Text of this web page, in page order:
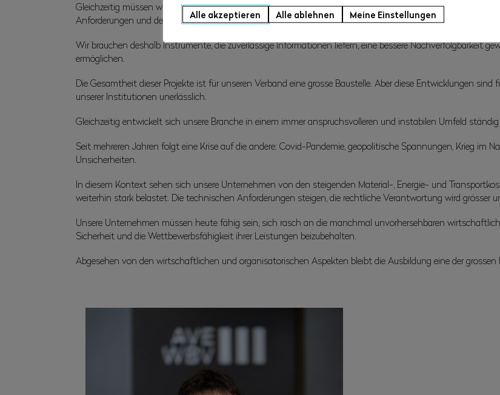
Gleichzeitig müssen wir weiterhin unsere Informatik modernisieren. Das aktuelle Managementsystem
Anforderungen und den aktuellen Bedürfnissen in Bezug auf Führung und Transparenz.
Wir brauchen deshalb Instrumente, die zuverlässige Informationen liefern, eine bessere Nachverfolgbarkeit
ermöglichen.
Die Gesamtheit dieser Projekte ist für unseren Verband eine grosse Baustelle. Aber diese Entwicklungen
unserer Institutionen unerlässlich.
Gleichzeitig entwickelt sich unsere Branche in einem immer anspruchsvolleren und instabilen Umfeld ständig
Seit mehreren Jahren folgt eine Krise auf die andere: Covid-Pandemie, geopolitische Spannungen, Krieg im
Unsicherheiten.
In diesem Kontext sehen sich unsere Unternehmen von den steigenden Material-, Energie- und
weiterhin stark belastet. Die technischen Anforderungen steigen, die rechtliche Verantwortung wird grösser
Unsere Unternehmen müssen heute fähig sein, sich rasch an die manchmal unvorhersehbaren
Sicherheit und die Wettbewerbsfähigkeit ihrer Leistungen beizubehalten.
Abgesehen von den wirtschaftlichen und organisatorischen Aspekten bleibt die Ausbildung eine der grossen
Alle akzeptieren Alle ablehnen Meine Einstellungen